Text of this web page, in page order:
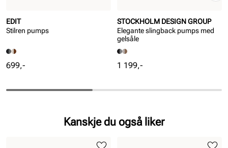
EDIT
Stilren pumps
Pris
699,-
STOCKHOLM DESIGN GROUP
Elegante slingback pumps med
gelsåle
Pris
1 199,-
Kanskje du også liker